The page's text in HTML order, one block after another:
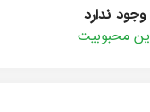
ندارد
محبوبیت